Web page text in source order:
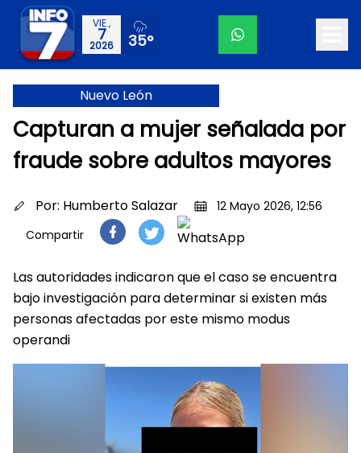
VIE.,
7
2026 35°
Nuevo León
Capturan a mujer señalada por
fraude sobre adultos mayores
Por: Humberto Salazar
12 Mayo 2026, 12:56
Compartir
Las autoridades indicaron que el caso se encuentra
bajo investigación para determinar si existen más
personas afectadas por este mismo modus
operandi